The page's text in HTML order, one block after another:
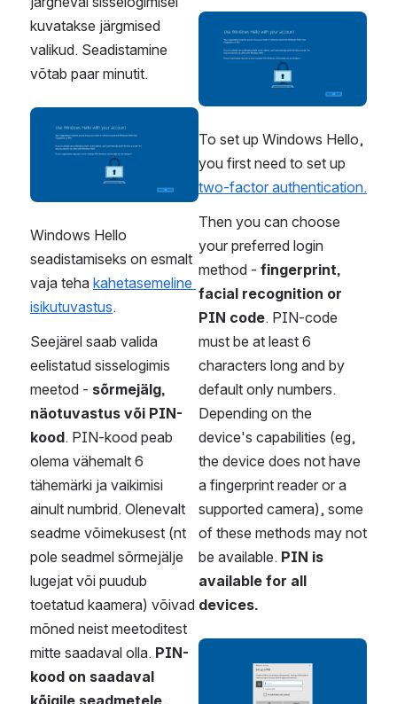
kuvatakse järgmised
valikud. Seadistamine
võtab paar minutit.
Windows Hello
seadistamiseks on esmalt
vaja teha kahetasemeline
isikutuvastus.
Seejärel saab valida
eelistatud sisselogimis
meetod - sõrmejälg,
näotuvastus või PIN-
kood. PIN-kood peab
olema vähemalt 6
tähemärki ja vaikimisi
ainult numbrid. Olenevalt
seadme võimekusest (nt
pole seadmel sõrmejälje
lugejat või puudub
toetatud kaamera) võivad
mõned neist meetoditest
mitte saadaval olla. PIN-
kood on saadaval
kõigile seadmetele.
To set up Windows Hello,
two-factor authentication.
Then you can choose
your preferred login
method - fingerprint,
facial recognition or
PIN code. PIN-code
must be at least 6
characters long and by
default only numbers.
Depending on the
device's capabilities (eg,
the device does not have
a fingerprint reader or a
supported camera), some
of these methods may not
be available. PIN is
available for all
devices.